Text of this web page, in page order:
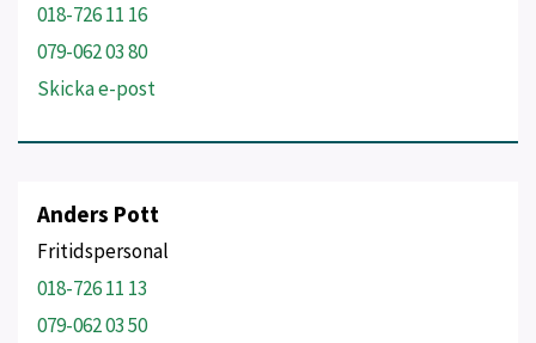
018-726 11 16
079-062 03 80
Skicka e-post
Anders Pott
Fritidspersonal
018-726 11 13
079-062 03 50